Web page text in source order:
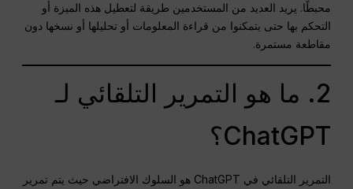
محبطًا. يريد العديد من المستخدمين طريقة لتعطيل هذه الميزة أو
التحكم بها حتى يتمكنوا من قراءة المعلومات أو تحليلها أو نسخها دون
مقاطعة مستمرة.
2. ما هو التمرير التلقائي لـ
ChatGPT؟
التمرير التلقائي في ChatGPT هو السلوك الافتراضي حيث يتم تمرير